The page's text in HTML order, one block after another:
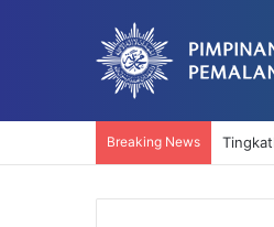
Breaking News